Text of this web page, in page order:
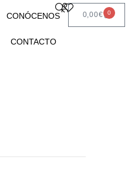
CONÓCENOS
CONTACTO
0,00€ 0